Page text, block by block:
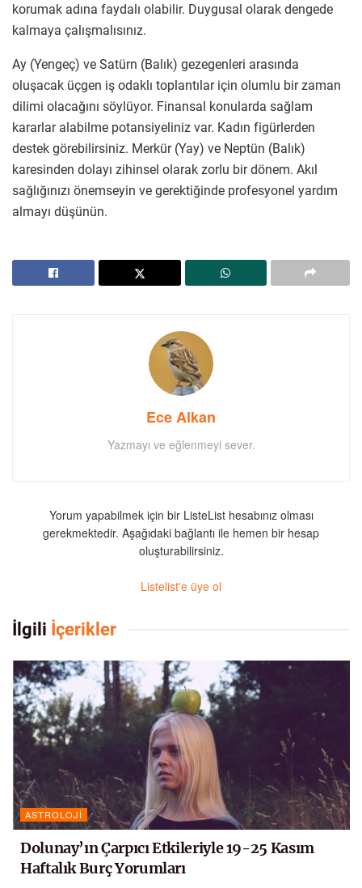
korumak adına faydalı olabilir. Duygusal olarak dengede
kalmaya çalışmalısınız.
Ay (Yengeç) ve Satürn (Balık) gezegenleri arasında
oluşacak üçgen iş odaklı toplantılar için olumlu bir zaman
dilimi olacağını söylüyor. Finansal konularda sağlam
kararlar alabilme potansiyeliniz var. Kadın figürlerden
destek görebilirsiniz. Merkür (Yay) ve Neptün (Balık)
karesinden dolayı zihinsel olarak zorlu bir dönem. Akıl
sağlığınızı önemseyin ve gerektiğinde profesyonel yardım
almayı düşünün.
Ece Alkan
Yazmayı ve eğlenmeyi sever.
Yorum yapabilmek için bir ListeList hesabınız olması
gerekmektedir. Aşağıdaki bağlantı ile hemen bir hesap
oluşturabilirsiniz.
Listelist'e üye ol
İlgili İçerikler
ASTROLOJI
Dolunay’ın Çarpıcı Etkileriyle 19-25 Kasım
Haftalık Burç Yorumları